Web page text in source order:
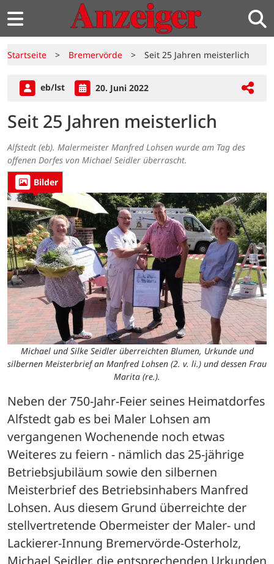
Startseite > Bremervörde > Seit 25 Jahren meisterlich
eb/lst 20. Juni 2022
Seit 25 Jahren meisterlich
Alfstedt (eb). Malermeister Manfred Lohsen wurde am Tag des
offenen Dorfes von Michael Seidler überrascht.
Bilder
Michael und Silke Seidler überreichten Blumen, Urkunde und
silbernen Meisterbrief an Manfred Lohsen (2. v. li.) und dessen Frau
Marita (re.).
Neben der 750-Jahr-Feier seines Heimatdorfes
Alfstedt gab es bei Maler Lohsen am
vergangenen Wochenende noch etwas
Weiteres zu feiern - nämlich das 25-jährige
Betriebsjubiläum sowie den silbernen
Meisterbrief des Betriebsinhabers Manfred
Lohsen. Aus diesem Grund überreichte der
stellvertretende Obermeister der Maler- und
Lackierer-Innung Bremervörde-Osterholz,